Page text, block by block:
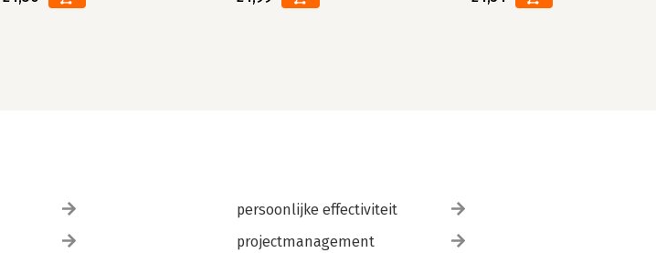
persoonlijke effectiviteit
projectmanagement